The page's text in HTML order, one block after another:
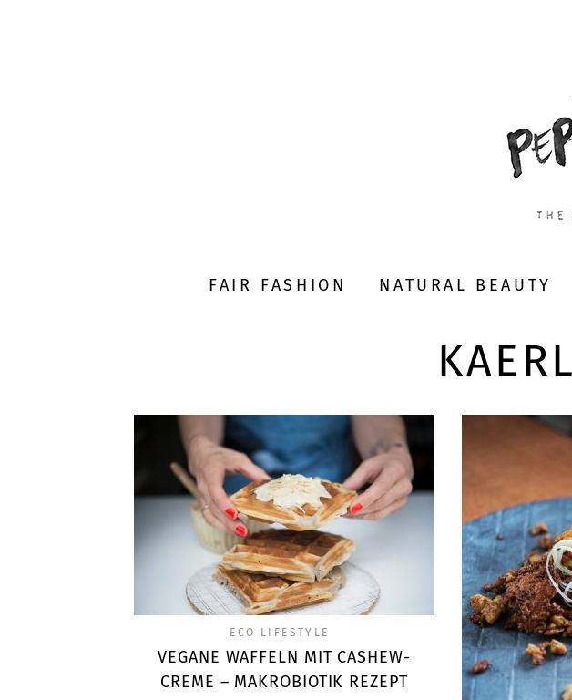
FAIR FASHION NATURAL BEAUTY
ECO LIFESTYLE
VEGANE WAFFELN MIT CASHEW-
CREME – MAKROBIOTIK REZEPT